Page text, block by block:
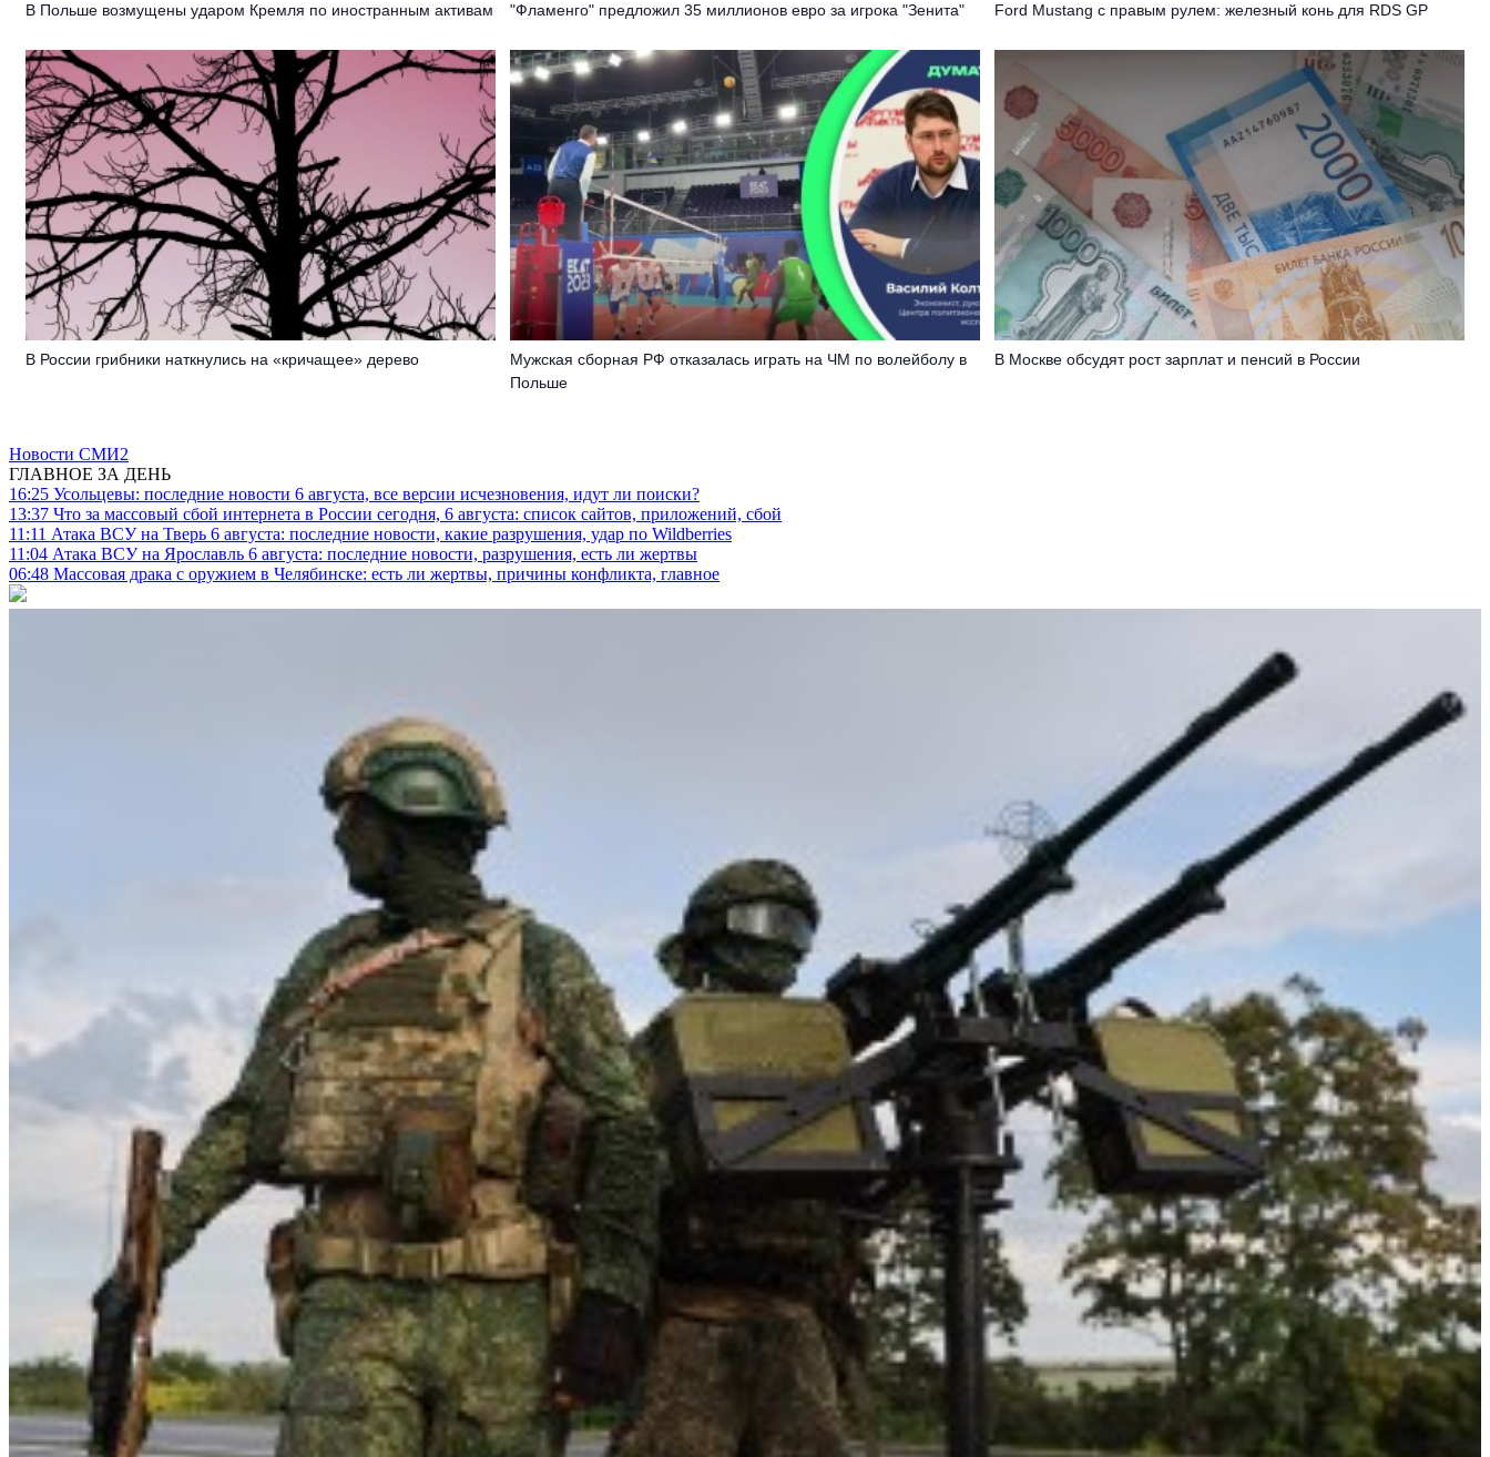
В Польше возмущены ударом Кремля по иностранным активам "Фламенго" предложил 35 миллионов евро за игрока "Зенита" Ford Mustang с правым рулем: железный конь для RDS GP
В России грибники наткнулись на «кричащее» дерево
Мужская сборная РФ отказалась играть на ЧМ по волейболу в
Польше
В Москве обсудят рост зарплат и пенсий в России
Новости СМИ2
ГЛАВНОЕ ЗА ДЕНЬ
16:25 Усольцевы: последние новости 6 августа, все версии исчезновения, идут ли поиски?
13:37 Что за массовый сбой интернета в России сегодня, 6 августа: список сайтов, приложений, сбой
11:11 Атака ВСУ на Тверь 6 августа: последние новости, какие разрушения, удар по Wildberries
11:04 Атака ВСУ на Ярославль 6 августа: последние новости, разрушения, есть ли жертвы
06:48 Массовая драка с оружием в Челябинске: есть ли жертвы, причины конфликта, главное